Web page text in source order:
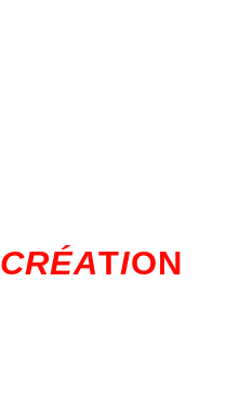
CRÉATION